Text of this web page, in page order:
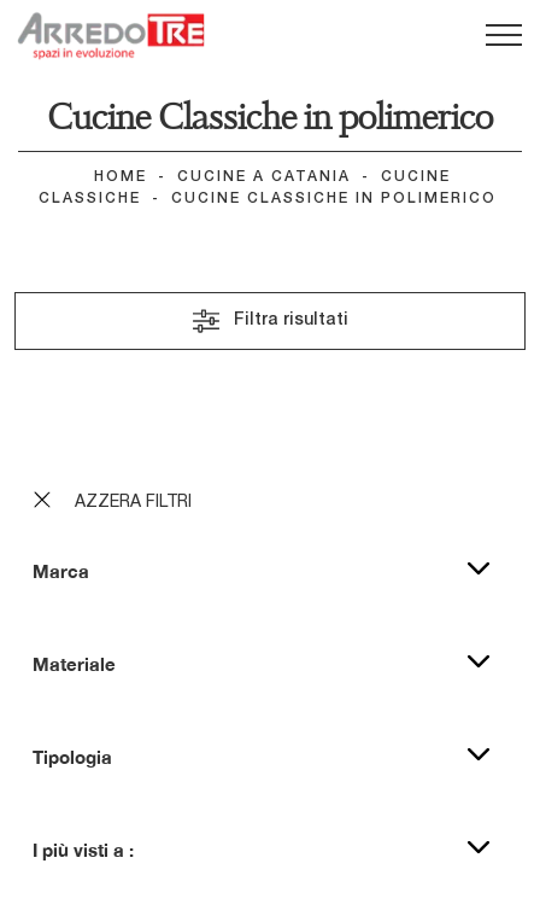
Cucine Classiche in polimerico
HOME - CUCINE A CATANIA -
CUCINE
CLASSICHE
- CUCINE CLASSICHE IN POLIMERICO
AZZERA FILTRI
Marca
Materiale
Tipologia
I più visti a :
Filtra risultati
Art Sveva 03